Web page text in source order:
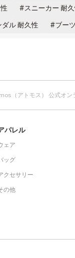
スニーカー 耐
ダル 耐久性 ブー
（アトモス） 公式オン
パレル
ェア
ッグ
クセサリー
の他